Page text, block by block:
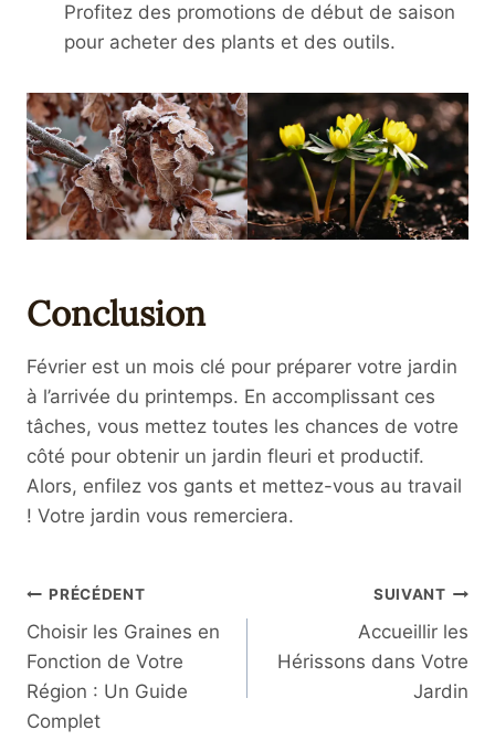
Profitez des promotions de début de saison
pour acheter des plants et des outils.
Conclusion
Février est un mois clé pour préparer votre jardin
à l’arrivée du printemps. En accomplissant ces
tâches, vous mettez toutes les chances de votre
côté pour obtenir un jardin fleuri et productif.
Alors, enfilez vos gants et mettez-vous au travail
! Votre jardin vous remerciera.
Navigation
De
L’article
PRÉCÉDENT
Choisir les Graines en
Fonction de Votre
Région : Un Guide
Complet
SUIVANT
Accueillir les
Hérissons dans Votre
Jardin